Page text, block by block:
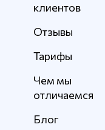
клиентов
Отзывы
Тарифы
Чем мы
отличаемся
Блог